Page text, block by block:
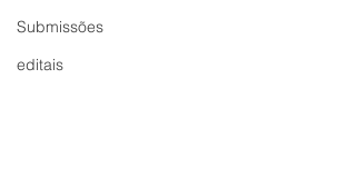
Submissões
editais